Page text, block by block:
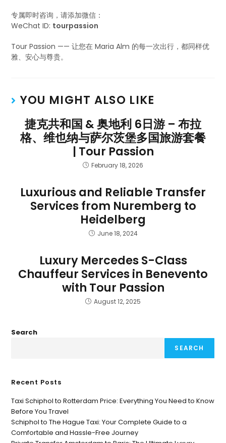
专属即时咨询，请添加微信：
WeChat ID: tourpassion
Tour Passion —— 让您在 Maria Alm 的每一次出行，都同样优
雅、安心与尊贵。
YOU MIGHT ALSO LIKE
捷克共和国 & 奥地利 6日游 – 布拉
格、维也纳与萨尔茨堡多国旅游套餐
| Tour Passion
February 18, 2026
Luxurious and Reliable Transfer
Services from Nuremberg to
Heidelberg
June 18, 2024
Luxury Mercedes S-Class
Chauffeur Services in Benevento
with Tour Passion
August 12, 2025
Search
SEARCH
Recent Posts
Taxi Schiphol to Rotterdam Price: Everything You Need to Know
Before You Travel
Schiphol to The Hague Taxi: Your Complete Guide to a
Comfortable and Hassle-Free Journey